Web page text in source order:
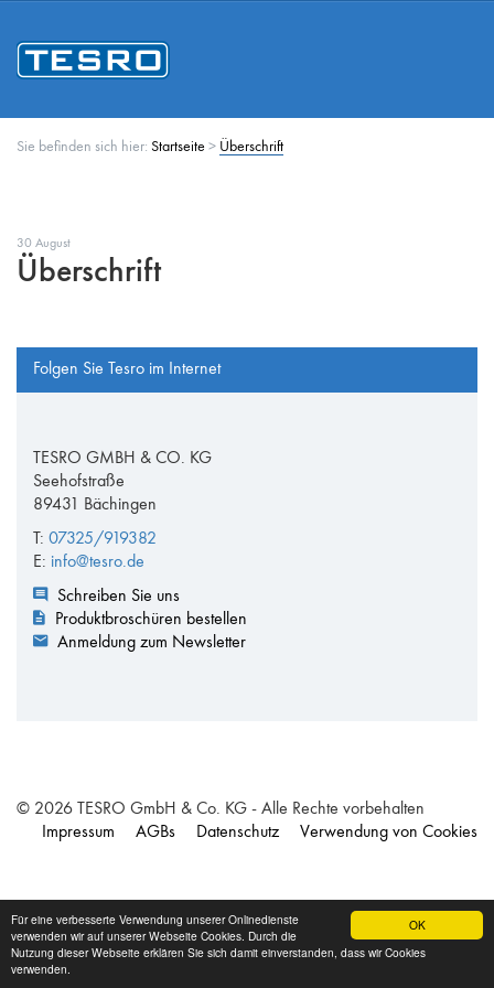
OK
Für eine verbesserte Verwendung unserer Onlinedienste
verwenden wir auf unserer Webseite Cookies. Durch die
Nutzung dieser Webseite erklären Sie sich damit einverstanden, dass wir Cookies
verwenden.
Sie befinden sich hier: Startseite > Überschrift
30 August
Überschrift
Folgen Sie Tesro im Internet
TESRO GMBH & CO. KG
Seehofstraße
89431 Bächingen
T: 07325/919382
E: info@tesro.de
Schreiben Sie uns
Produktbroschüren bestellen
Anmeldung zum Newsletter
© 2026 TESRO GmbH & Co. KG - Alle Rechte vorbehalten
Impressum
AGBs Datenschutz Verwendung von Cookies